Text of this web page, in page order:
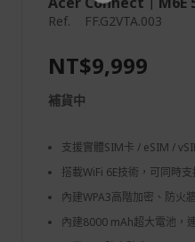
Ref. FF.G2VTA.003
NT$9,999
補貨中
支援實體SIM卡 / eSIM /
搭載WiFi 6E技術，可同時
內建WPA3高階加密、防火
內建8000 mAh超大電池，